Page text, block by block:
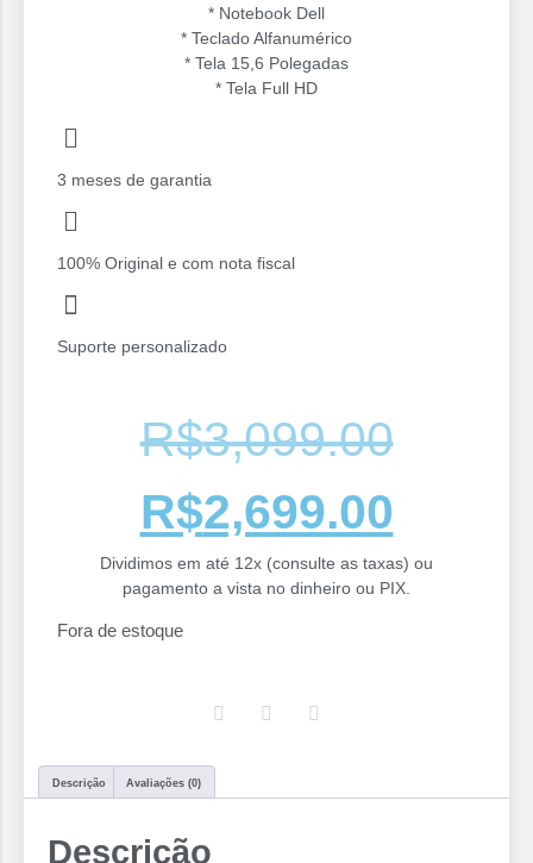
* Notebook Dell
* Teclado Alfanumérico
* Tela 15,6 Polegadas
* ⁠Tela Full HD
3 meses de garantia
100% Original e com nota fiscal
Suporte personalizado
R$3,099.00
R$2,699.00
Dividimos em até 12x (consulte as taxas) ou
pagamento a vista no dinheiro ou PIX.
Fora de estoque
Descrição Avaliações (0)
Descrição